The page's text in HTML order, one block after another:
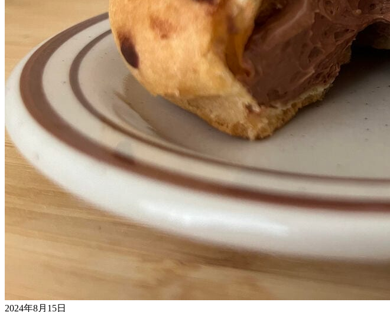
2024年8月15日